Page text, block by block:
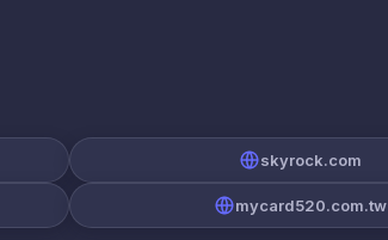
skyrock.com
mycard520.com.tw